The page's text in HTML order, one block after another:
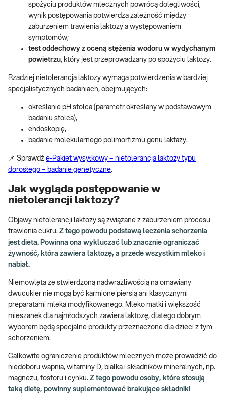
spożyciu produktów mlecznych powrócą dolegliwości,
wynik postępowania potwierdza zależność między
zaburzeniem trawienia laktozy a występowaniem
symptomów;
test oddechowy z oceną stężenia wodoru w wydychanym
powietrzu, który jest przeprowadzany po spożyciu laktozy.
Rzadziej nietolerancja laktozy wymaga potwierdzenia w bardziej
specjalistycznych badaniach, obejmujących:
określanie pH stolca (parametr określany w podstawowym
badaniu stolca),
endoskopię,
badanie molekularnego polimorfizmu genu laktazy.
📌 Sprawdź e-Pakiet wysyłkowy – nietolerancja laktozy typu
dorosłego – badanie genetyczne.
Jak wygląda postępowanie w
nietolerancji laktozy?
Objawy nietolerancji laktozy są związane z zaburzeniem procesu
trawienia cukru. Z tego powodu podstawą leczenia schorzenia
jest dieta. Powinna ona wykluczać lub znacznie ograniczać
żywność, która zawiera laktozę, a przede wszystkim mleko i
nabiał.
Niemowlęta ze stwierdzoną nadwrażliwością na omawiany
dwucukier nie mogą być karmione piersią ani klasycznymi
preparatami mleka modyfikowanego. Mleko matki i większość
mieszanek dla najmłodszych zawiera laktozę, dlatego dobrym
wyborem będą specjalne produkty przeznaczone dla dzieci z tym
schorzeniem.
Całkowite ograniczenie produktów mlecznych może prowadzić do
niedoboru wapnia, witaminy D, białka i składników mineralnych, np.
magnezu, fosforu i cynku. Z tego powodu osoby, które stosują
taką dietę, powinny suplementować brakujące składniki